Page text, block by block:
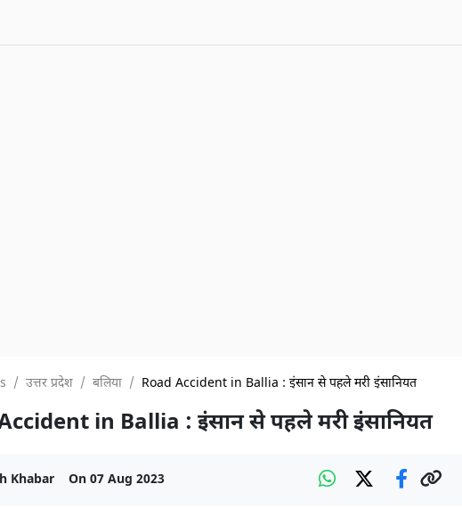
उत्तर प्रदेश बलिया Road Accident in Ballia : इंसान से पहले मरी इंसानियत
in Ballia : इंसान से पहले मरी इंसानियत
Khabar On 07 Aug 2023